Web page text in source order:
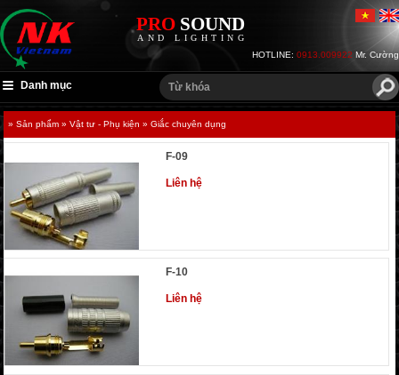
PRO SOUND
AND LIGHTING
HOTLINE: 0913.009922 Mr. Cường
Danh mục
» Sản phẩm » Vật tư - Phụ kiện » Giắc chuyên dụng
F-09
Liên hệ
F-10
Liên hệ